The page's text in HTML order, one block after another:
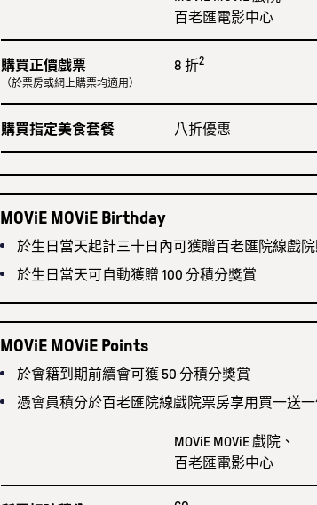
百老匯電影中心
購買正價戲票
（於票房或網上購票均適用）
8 折2
購買指定美食套餐 八折優惠
MOViE MOViE Birthday
於生日當天起計三十日內可獲贈百老匯院線戲
於生日當天可自動獲贈 100 分積分獎賞
MOViE MOViE Points
於會籍到期前續會可獲 50 分積分獎賞
憑會員積分於百老匯院線戲院票房享用買一送
MOViE MOViE 戲院、
百老匯電影中心